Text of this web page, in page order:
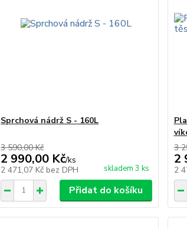
Sprchová nádrž S - 160L
3 590,00 Kč
2 990,00 Kč/ks
2 471,07 Kč bez DPH skladem 3 ks
Přidat do košíku
3
2
2